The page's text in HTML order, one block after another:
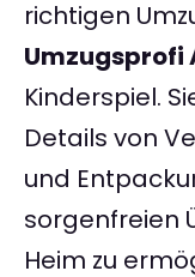
richtigen
Umzugsprofi
Kinderspiel.
Details von
und
sorgenfreien
Heim zu